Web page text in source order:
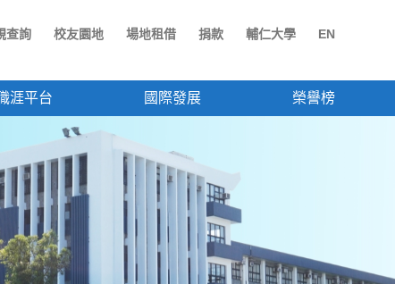
查詢 校友園地 場地租借 捐款 輔仁大學 EN
涯平台 國際發展 榮譽榜